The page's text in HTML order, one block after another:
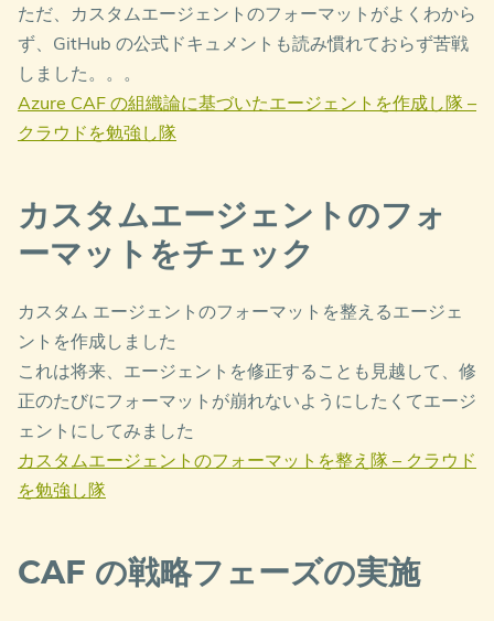
ただ、カスタムエージェントのフォーマットがよくわから
ず、GitHub の公式ドキュメントも読み慣れておらず苦戦
しました。。。
Azure CAF の組織論に基づいたエージェントを作成し隊 –
クラウドを勉強し隊
カスタムエージェントのフォ
ーマットをチェック
カスタム エージェントのフォーマットを整えるエージェ
ントを作成しました
これは将来、エージェントを修正することも見越して、修
正のたびにフォーマットが崩れないようにしたくてエージ
ェントにしてみました
カスタムエージェントのフォーマットを整え隊 – クラウド
を勉強し隊
CAF の戦略フェーズの実施